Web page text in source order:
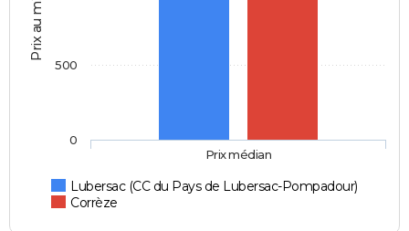
Prix au m2
Lubersac (CC du Pays de Lubersac-Pompadour)
Corrèze
Prix médian
0
500